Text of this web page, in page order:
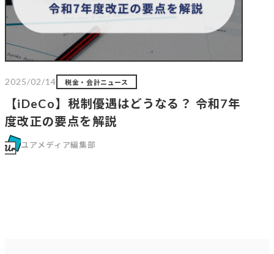
2025/02/14 税金・会計ニュース
【iDeCo】税制優遇はどうなる？ 令和7年
度改正の要点を解説
ユアメディア編集部